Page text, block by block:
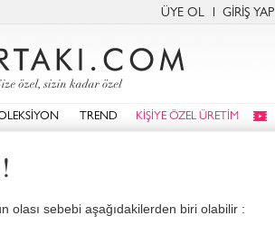
ÜYE OL GİRİŞ YAP
TREND KİŞİYE ÖZEL ÜRETİM
olası sebebi aşağıdakilerden biri olabilir :